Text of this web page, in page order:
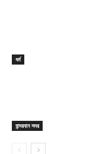
ধর্ম
বান্দরবান সদর